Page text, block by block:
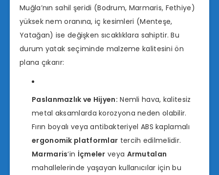
Muğla’nın sahil şeridi (Bodrum, Marmaris, Fethiye)
yüksek nem oranına, iç kesimleri (Menteşe,
Yatağan) ise değişken sıcaklıklara sahiptir. Bu
durum yatak seçiminde malzeme kalitesini ön
plana çıkarır:
Paslanmazlık ve Hijyen: Nemli hava, kalitesiz
metal aksamlarda korozyona neden olabilir.
Fırın boyalı veya antibakteriyel ABS kaplamalı
ergonomik platformlar tercih edilmelidir.
Marmaris‘in İçmeler veya Armutalan
mahallelerinde yaşayan kullanıcılar için bu